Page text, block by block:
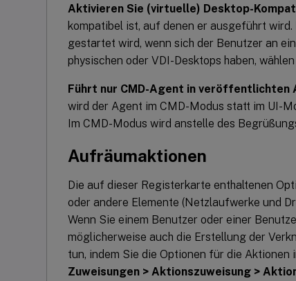
Aktivieren Sie (virtuelle) Desktop-
kompatibel ist, auf denen er ausgeführt
gestartet wird, wenn sich der Benutzer an
physischen oder VDI-Desktops haben,
Führt nur CMD-Agent in veröffentlichten
wird der Agent im CMD-Modus statt im UI-
Im CMD-Modus wird anstelle des
Aufräumaktionen
Die auf dieser Registerkarte enthaltenen
oder andere Elemente (Netzlaufwerke und
Wenn Sie einem Benutzer oder einer
möglicherweise auch die Erstellung der
tun, indem Sie die Optionen für die Aktionen
Zuweisungen > Aktionszuweisung >